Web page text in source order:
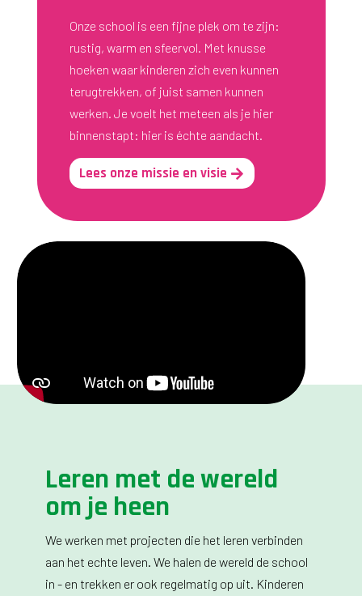
Onze school is een fijne plek om te zijn:
rustig, warm en sfeervol. Met knusse
hoeken waar kinderen zich even kunnen
terugtrekken, of juist samen kunnen
werken. Je voelt het meteen als je hier
binnenstapt: hier is échte aandacht.
Lees onze missie en visie
Leren met de wereld
om je heen
We werken met projecten die het leren verbinden
aan het echte leven. We halen de wereld de school
in - en trekken er ook regelmatig op uit. Kinderen